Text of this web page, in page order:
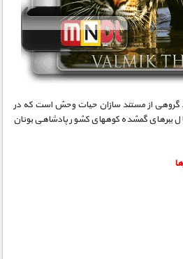
گروهی از مستند سازان حیات وحش است که در
ببرهای گمشده کوههای کشور پادشاهی بوتان